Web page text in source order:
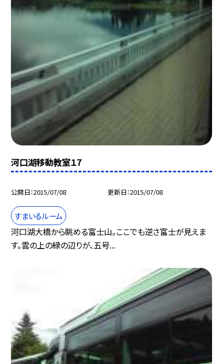
河口湖移動教室１7
公開日 2015/07/08 更新日 2015/07/08
すまいるルーム
河口湖大橋から眺める富士山。ここでも逆さ富士が見えま
す。雲の上の緑の辺りが、五号...